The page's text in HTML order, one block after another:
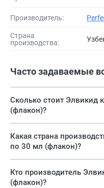
Производитель:
Страна
производства:
Часто задаваемые
Сколько стоит Элвикид
(флакон)?
Какая страна
по 30 мл (флакон)?
Кто производитель
(флакон)?